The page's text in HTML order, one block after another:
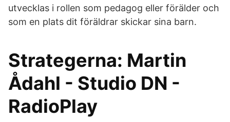
utvecklas i rollen som pedagog eller förälder och
som en plats dit föräldrar skickar sina barn.
Strategerna: Martin
Ådahl - Studio DN -
RadioPlay